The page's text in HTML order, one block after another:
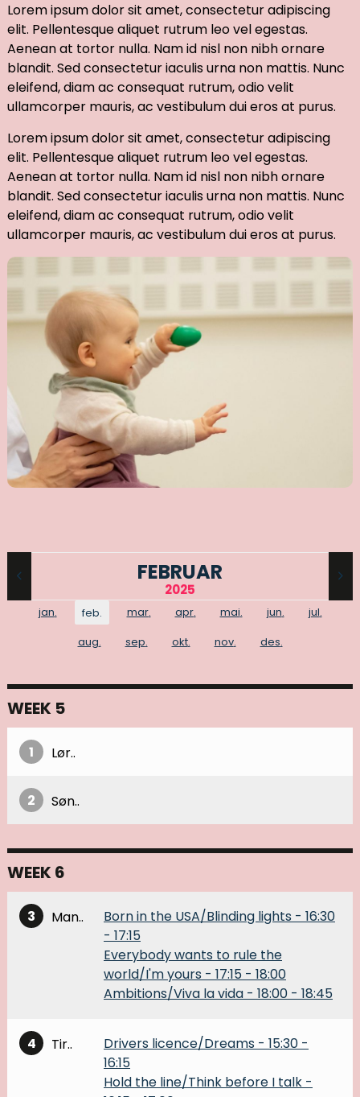
Lorem ipsum dolor sit amet, consectetur adipiscing
elit. Pellentesque aliquet rutrum leo vel egestas.
Aenean at tortor nulla. Nam id nisl non nibh ornare
blandit. Sed consectetur iaculis urna non mattis. Nunc
eleifend, diam ac consequat rutrum, odio velit
ullamcorper mauris, ac vestibulum dui eros at purus.
Lorem ipsum dolor sit amet, consectetur adipiscing
elit. Pellentesque aliquet rutrum leo vel egestas.
Aenean at tortor nulla. Nam id nisl non nibh ornare
blandit. Sed consectetur iaculis urna non mattis. Nunc
eleifend, diam ac consequat rutrum, odio velit
ullamcorper mauris, ac vestibulum dui eros at purus.
FEBRUAR
2025
jan. feb. mar. apr. mai. jun. jul.
aug. sep. okt. nov. des.
WEEK 5
1 Lør..
2 Søn..
WEEK 6
3 Man.. Born in the USA/Blinding lights - 16:30
- 17:15
Everybody wants to rule the
world/I'm yours - 17:15 - 18:00
Ambitions/Viva la vida - 18:00 - 18:45
4 Tir.. Drivers licence/Dreams - 15:30 -
16:15
Hold the line/Think before I talk -